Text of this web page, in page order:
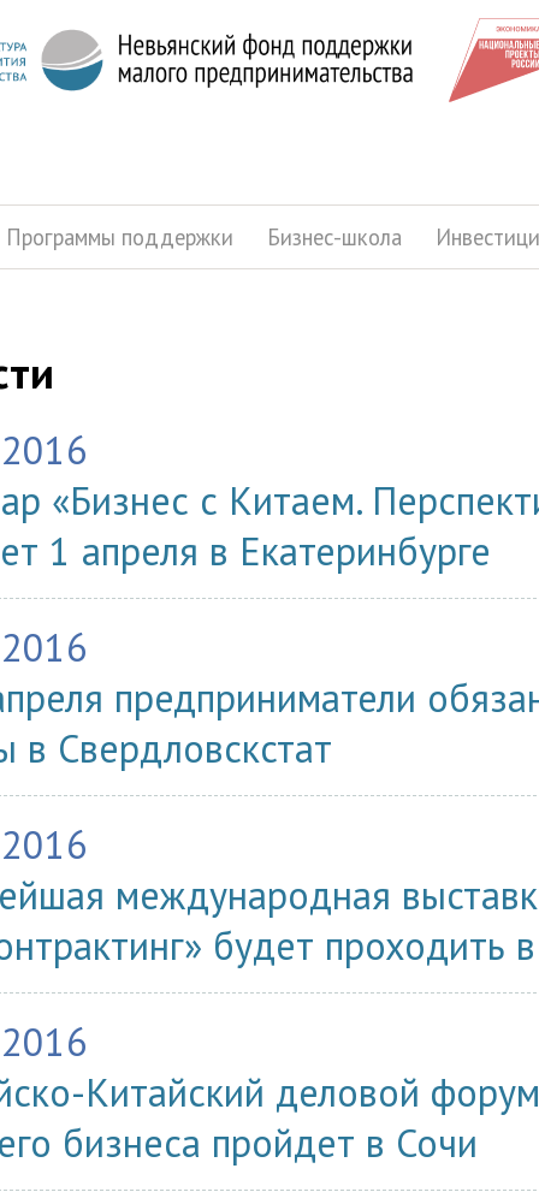
Программы поддержки Бизнес-школа
«Бизнес с Китаем.
1 апреля в Екатеринбурге
предприниматели
в Свердловскстат
международная
будет проходить
Китайский деловой
бизнеса пройдет в Сочи